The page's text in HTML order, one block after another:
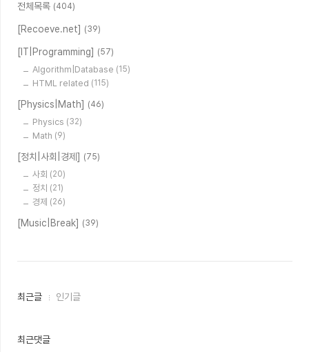
전체목록 (404)
[Recoeve.net] (39)
[IT|Programming] (57)
Algorithm|Database (15)
HTML related (115)
[Physics|Math] (46)
Physics (32)
Math (9)
[정치|사회|경제] (75)
사회 (20)
정치 (21)
경제 (26)
[Music|Break] (39)
최
인
최근글 인기글
최근댓글